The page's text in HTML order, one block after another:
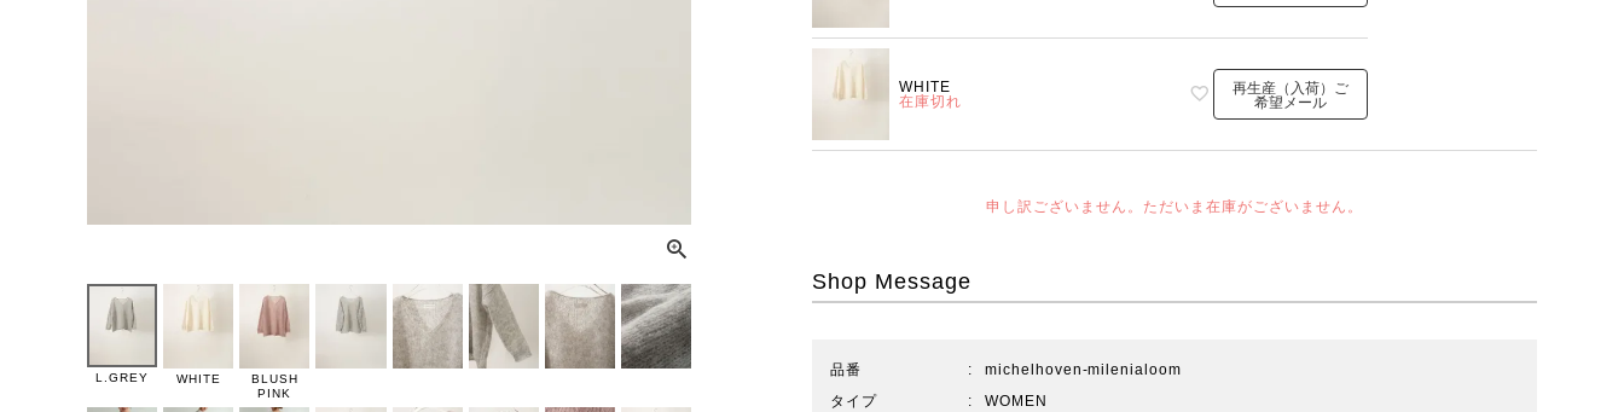
L.GREY WHITE
BLUSH
PINK
WHITE
在庫切れ
再生産（入荷）ご
希望メール
申し訳ございません。ただいま在庫がございません。
Shop Message
品番
michelhoven-milenialoom
タイプ
WOMEN